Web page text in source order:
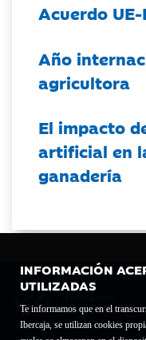
INFORMACIÓN
UTILIZADAS
Te informamos que en el
Ibercaja, se utilizan cookies
Acuerdo
Año
agricultora
El impacto
artificial en
ganadería